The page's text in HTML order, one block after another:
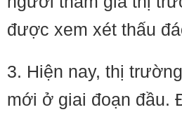
được xem xét thấu
3. Hiện nay, thị
mới ở giai đoạn đầu.